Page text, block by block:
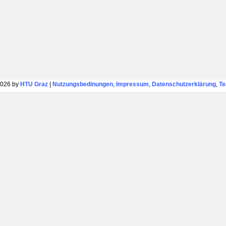
by HTU Graz| Nutzungsbedinungen, Impressum, Datenschutzerklärung,